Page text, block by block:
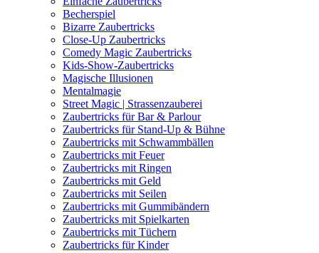
Becherspiel
Bizarre Zaubertricks
Close-Up Zaubertricks
Comedy Magic Zaubertricks
Kids-Show-Zaubertricks
Magische Illusionen
Mentalmagie
Street Magic | Strassenzauberei
Zaubertricks für Bar & Parlour
Zaubertricks für Stand-Up & Bühne
Zaubertricks mit Schwammbällen
Zaubertricks mit Feuer
Zaubertricks mit Ringen
Zaubertricks mit Geld
Zaubertricks mit Seilen
Zaubertricks mit Gummibändern
Zaubertricks mit Spielkarten
Zaubertricks mit Tüchern
Zaubertricks für Kinder